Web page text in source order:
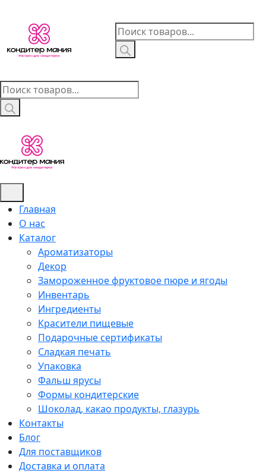
content
Поиск
товаров
Поиск
товаров
Главная
О нас
Каталог
Ароматизаторы
Декор
Замороженное фруктовое пюре и ягоды
Инвентарь
Ингредиенты
Красители пищевые
Подарочные сертификаты
Сладкая печать
Упаковка
Фальш ярусы
Формы кондитерские
Шоколад, какао продукты, глазурь
Контакты
Блог
Для поставщиков
Доставка и оплата